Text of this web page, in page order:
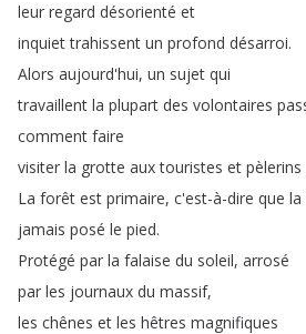
leur regard désorienté et
inquiet trahissent un profond désarroi.
Alors aujourd'hui, un sujet qui
travaillent la plupart des volontaires
comment faire
visiter la grotte aux touristes et pèlerins
La forêt est primaire, c'est-à-dire que la
jamais posé le pied.
Protégé par la falaise du soleil, arrosé
par les journaux du massif,
les chênes et les hêtres magnifiques